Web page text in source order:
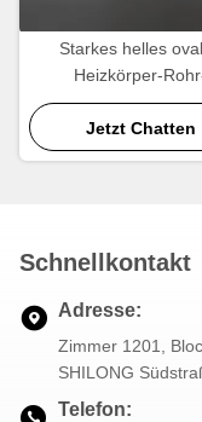
Starkes helles
Heizkörper-
Aluminiumrechteck
0.26mm
Jetzt Chatten
Schnellkontakt
Adresse:
Zimmer 1201,
SHILONG
Telefon: